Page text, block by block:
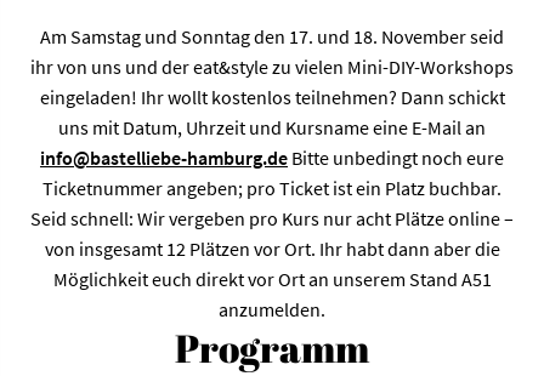
Am Samstag und Sonntag den 17. und 18. November seid
ihr von uns und der eat&style zu vielen Mini-DIY-Workshops
eingeladen! Ihr wollt kostenlos teilnehmen? Dann schickt
uns mit Datum, Uhrzeit und Kursname eine E-Mail an
info@bastelliebe-hamburg.de Bitte unbedingt noch eure
Ticketnummer angeben; pro Ticket ist ein Platz buchbar.
Seid schnell: Wir vergeben pro Kurs nur acht Plätze online –
von insgesamt 12 Plätzen vor Ort. Ihr habt dann aber die
Möglichkeit euch direkt vor Ort an unserem Stand A51
anzumelden.
Programm